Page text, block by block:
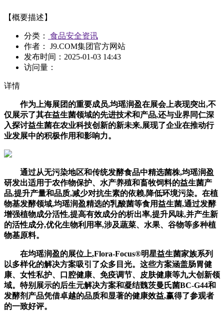
【概要描述】
分类：
食品安全资讯
作者： J9.COM集团官方网站
发布时间： 2025-01-03 14:43
访问量：
详情
作为上海展团的重要成员,均瑶润盈在展会上表现突出,不
仅展示了其在益生菌领域的先进技术和产品,还与业界同仁深
入探讨益生菌在农业科技创新的新未来,展现了企业在推动行
业发展中的积极作用和影响力。
通过从无污染地区和传统发酵食品中精选菌株,均瑶润盈
研发出适用于农作物保护、水产养殖和畜牧饲料的益生菌产
品,提升产量和品质,减少对抗生素的依赖,降低环境污染。在植
物基发酵领域,均瑶润盈精选的乳酸菌等食用益生菌,通过发酵
增强植物成分活性,提高有效成分的析出率,提升风味,并产生新
的活性成分,优化生物利用率,涉及蔬菜、水果、谷物等多种植
物基原料。
在均瑶润盈的展位上,Flora-Focus®明星益生菌家族系列
以多样化的解决方案吸引了众多目光。这些方案涵盖肠胃健
康、女性私护、口腔健康、免疫调节、皮肤健康等九大创新领
域。特别展示的后生元解决方案和凝结魏茨曼氏菌BC-G44和
发酵剂产品凭借卓越的品质和显著的健康效益,赢得了参观者
的一致好评。